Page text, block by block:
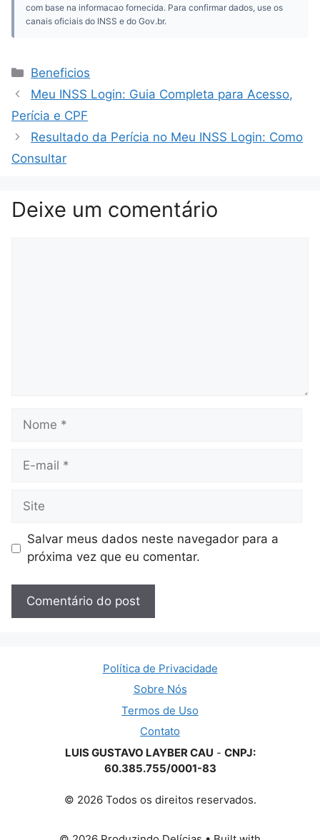
com base na informacao fornecida. Para confirmar dados, use os
canais oficiais do INSS e do Gov.br.
Categorias
Beneficios
Meu INSS Login: Guia Completa para Acesso,
Perícia e CPF
Resultado da Perícia no Meu INSS Login: Como
Consultar
Deixe um comentário
Nome
Site
Salvar meus dados neste navegador para a
próxima vez que eu comentar.
Política de Privacidade
Sobre Nós
Termos de Uso
Contato
LUIS GUSTAVO LAYBER CAU - CNPJ:
60.385.755/0001-83
© 2026 Todos os direitos reservados.